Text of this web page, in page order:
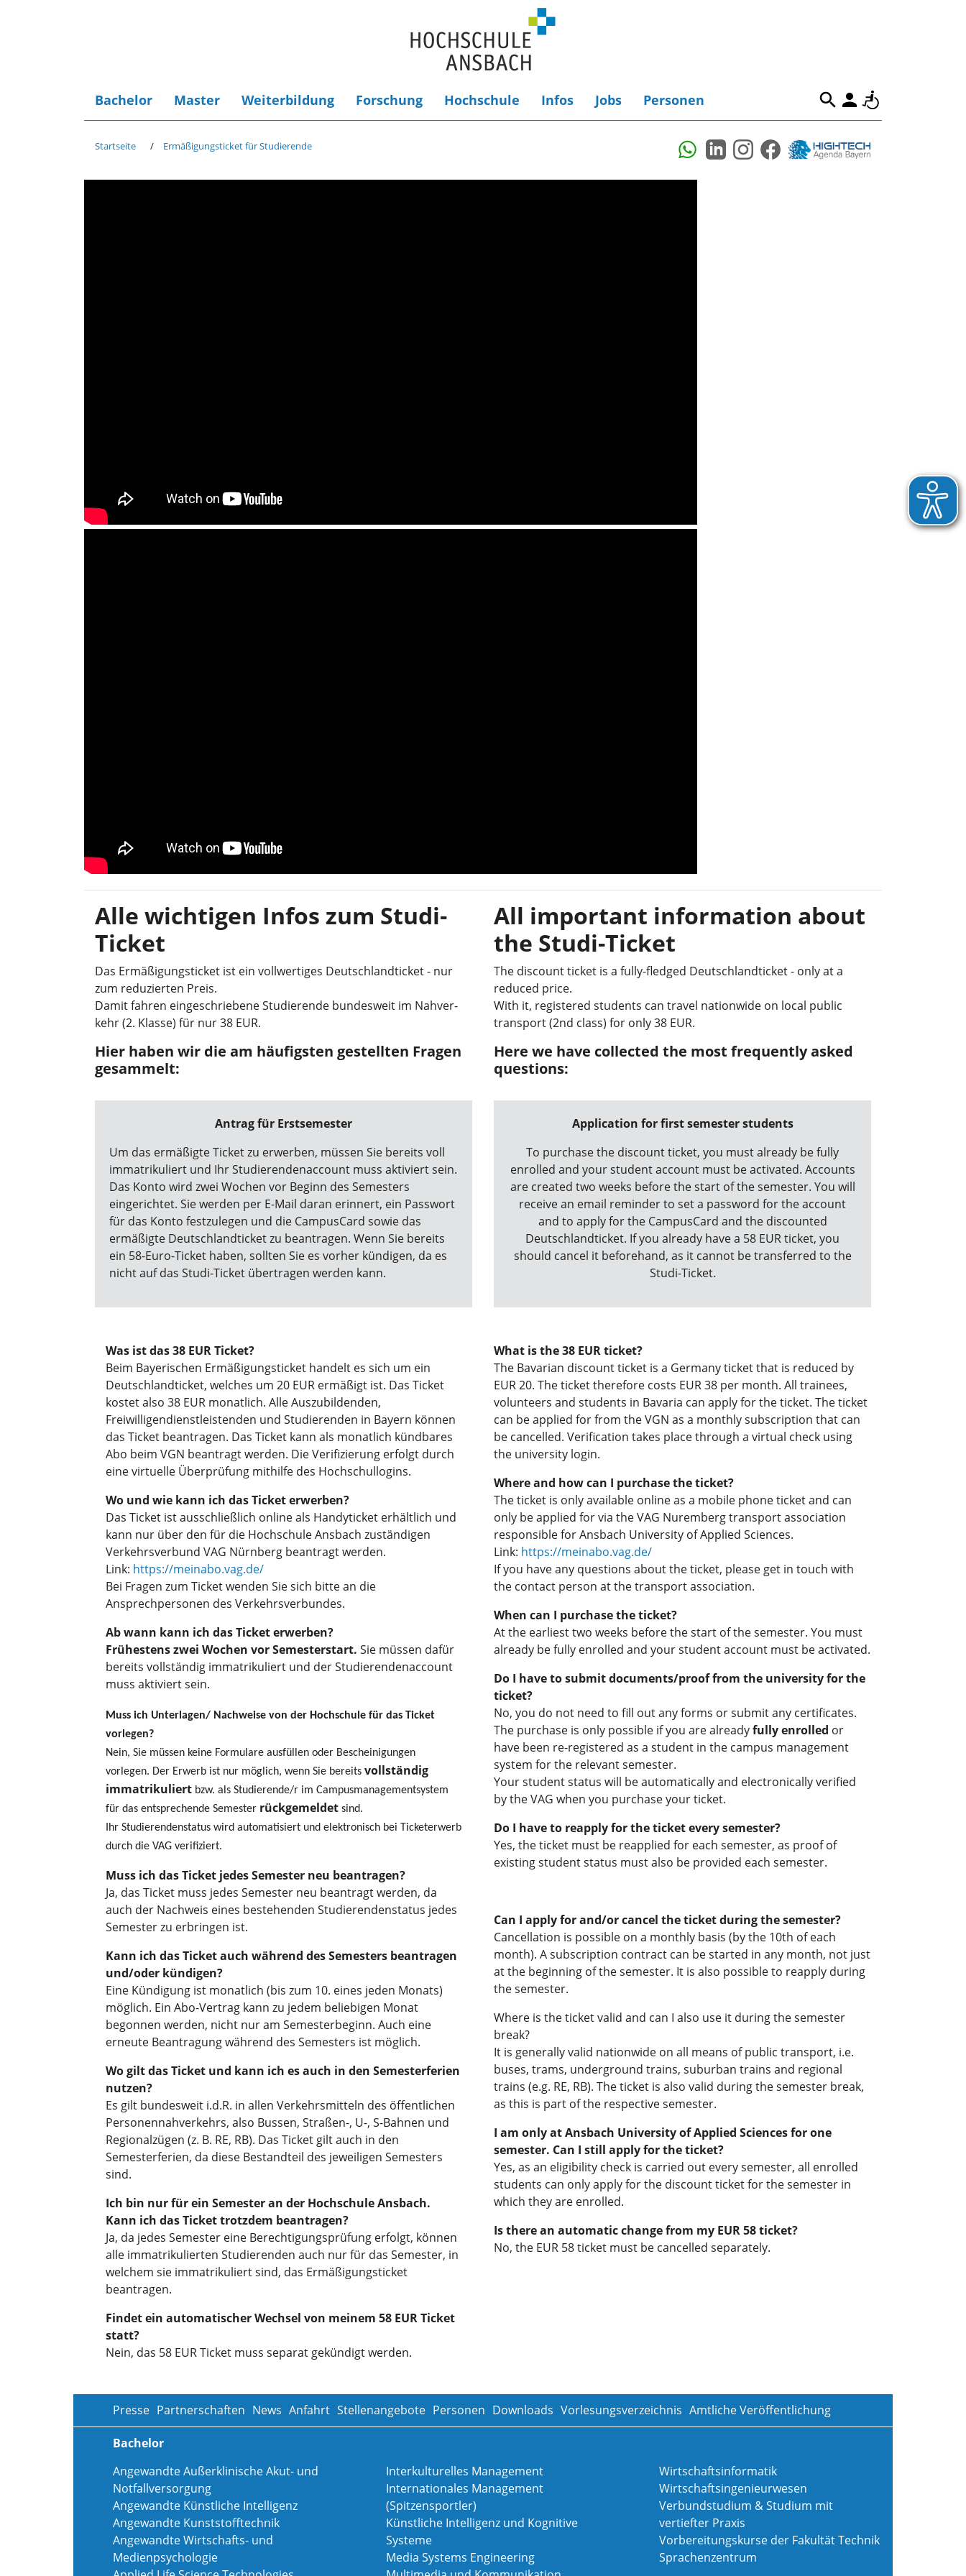
Bachelor Master Weiterbildung Forschung Hochschule Infos Jobs Personen
Startseite Ermäßigungsticket für Studierende
Alle wichtigen Infos zum Studi-
Ticket
Das Er­mä­ßi­gungsticket ist ein vollwertiges Deutschlandticket - nur
zum reduzierten Preis.
Damit fahren eingeschriebene Studierende bundesweit im Nah­ver­
kehr (2. Klasse) für nur 38 EUR.
Hier haben wir die am häufigsten gestellten Fragen
gesammelt:
Antrag für Erstsemester
Um das ermäßigte Ticket zu erwerben, müssen Sie bereits voll
immatrikuliert und Ihr Studierendenaccount muss aktiviert sein.
Das Konto wird zwei Wochen vor Beginn des Semesters
eingerichtet. Sie werden per E-Mail daran erinnert, ein Passwort
für das Konto festzulegen und die CampusCard sowie das
ermäßigte Deutschlandticket zu beantragen. Wenn Sie bereits
ein 58-Euro-Ticket haben, sollten Sie es vorher kündigen, da es
nicht auf das Studi-Ticket übertragen werden kann.
Was ist das 38 EUR Ticket?
Beim Bayerischen Ermäßigungsticket handelt es sich um ein
Deutschlandticket, welches um 20 EUR ermäßigt ist. Das Ticket
kostet also 38 EUR monatlich. Alle Auszubildenden,
Freiwilligendienstleistenden und Studierenden in Bayern können
das Ticket beantragen. Das Ticket kann als monatlich kündbares
Abo beim VGN beantragt werden. Die Verifizierung erfolgt durch
eine virtuelle Überprüfung mithilfe des Hochschullogins.
Wo und wie kann ich das Ticket erwerben?
Das Ticket ist ausschließlich online als Handyticket erhältlich und
kann nur über den für die Hochschule Ansbach zuständigen
Verkehrsverbund VAG Nürnberg beantragt werden.
Link: https://meinabo.vag.de/
Bei Fragen zum Ticket wenden Sie sich bitte an die
Ansprechpersonen des Verkehrsverbundes.
Ab wann kann ich das Ticket erwerben?
Frühestens zwei Wochen vor Semesterstart. Sie müssen dafür
bereits vollständig immatrikuliert und der Studierendenaccount
muss aktiviert sein.
Muss ich Unterlagen/ Nachweise von der Hochschule für das Ticket
vorlegen?
Nein, Sie müssen keine Formulare ausfüllen oder Bescheinigungen
vorlegen. Der Erwerb ist nur möglich, wenn Sie bereits vollständig
immatrikuliert bzw. als Studierende/r im Campusmanagementsystem
für das entsprechende Semester rückgemeldet sind.
Ihr Studierendenstatus wird automatisiert und elektronisch bei Ticketerwerb
durch die VAG verifiziert.
Muss ich das Ticket jedes Semester neu beantragen?
Ja, das Ticket muss jedes Semester neu beantragt werden, da
auch der Nachweis eines bestehenden Studierendenstatus jedes
Semester zu erbringen ist.
Kann ich das Ticket auch während des Semesters beantragen
und/oder kündigen?
Eine Kündigung ist monatlich (bis zum 10. eines jeden Monats)
möglich. Ein Abo-Vertrag kann zu jedem beliebigen Monat
begonnen werden, nicht nur am Semesterbeginn. Auch eine
erneute Beantragung während des Semesters ist möglich.
Wo gilt das Ticket und kann ich es auch in den Semesterferien
nutzen?
Es gilt bundesweit i.d.R. in allen Verkehrsmitteln des öffentlichen
Personennahverkehrs, also Bussen, Straßen-, U-, S-Bahnen und
Regionalzügen (z. B. RE, RB). Das Ticket gilt auch in den
Semesterferien, da diese Bestandteil des jeweiligen Semesters
sind.
Ich bin nur für ein Semester an der Hochschule Ansbach.
Kann ich das Ticket trotzdem beantragen?
Ja, da jedes Semester eine Berechtigungsprüfung erfolgt, können
alle immatrikulierten Studierenden auch nur für das Semester, in
welchem sie immatrikuliert sind, das Ermäßigungsticket
beantragen.
Findet ein automatischer Wechsel von meinem 58 EUR Ticket
statt?
Nein, das 58 EUR Ticket muss separat gekündigt werden.
All important information about
the Studi-Ticket
The discount ticket is a fully-fledged Deutschlandticket - only at a
reduced price.
With it, registered students can travel nationwide on local public
transport (2nd class) for only 38 EUR.
Here we have collected the most frequently asked
questions:
Application for first semester students
To purchase the discount ticket, you must already be fully
enrolled and your student account must be activated. Accounts
are created two weeks before the start of the semester. You will
receive an email reminder to set a password for the account
and to apply for the CampusCard and the discounted
Deutschlandticket. If you already have a 58 EUR ticket, you
should cancel it beforehand, as it cannot be transferred to the
Studi-Ticket.
What is the 38 EUR ticket?
The Bavarian discount ticket is a Germany ticket that is reduced by
EUR 20. The ticket therefore costs EUR 38 per month. All trainees,
volunteers and students in Bavaria can apply for the ticket. The ticket
can be applied for from the VGN as a monthly subscription that can
be cancelled. Verification takes place through a virtual check using
the university login.
Where and how can I purchase the ticket?
The ticket is only available online as a mobile phone ticket and can
only be applied for via the VAG Nuremberg transport association
responsible for Ansbach University of Applied Sciences.
Link: https://meinabo.vag.de/
If you have any questions about the ticket, please get in touch with
the contact person at the transport association.
When can I purchase the ticket?
At the earliest two weeks before the start of the semester. You must
already be fully enrolled and your student account must be activated.
Do I have to submit documents/proof from the university for the
ticket?
No, you do not need to fill out any forms or submit any certificates.
The purchase is only possible if you are alreadyfully enrolled or
have been re-registered as a student in the campus management
system for the relevant semester.
Your student status will be automatically and electronically verified
by the VAG when you purchase your ticket.
Do I have to reapply for the ticket every semester?
Yes, the ticket must be reapplied for each semester, as proof of
existing student status must also be provided each semester.
Can I apply for and/or cancel the ticket during the semester?
Cancellation is possible on a monthly basis (by the 10th of each
month). A subscription contract can be started in any month, not just
at the beginning of the semester. It is also possible to reapply during
the semester.
Where is the ticket valid and can I also use it during the semester
break?
It is generally valid nationwide on all means of public transport, i.e.
buses, trams, underground trains, suburban trains and regional
trains (e.g. RE, RB). The ticket is also valid during the semester break,
as this is part of the respective semester.
I am only at Ansbach University of Applied Sciences for one
semester. Can I still apply for the ticket?
Yes, as an eligibility check is carried out every semester, all enrolled
students can only apply for the discount ticket for the semester in
which they are enrolled.
Is there an automatic change from my EUR 58 ticket?
No, the EUR 58 ticket must be cancelled separately.
Presse Partnerschaften News Anfahrt Stellenangebote Personen Downloads Vorlesungsverzeichnis Amtliche Veröffentlichung
Bachelor
Angewandte Außerklinische Akut- und
Notfallversorgung
Angewandte Künstliche Intelligenz
Angewandte Kunststofftechnik
Angewandte Wirtschafts- und
Medienpsychologie
Interkulturelles Management
Internationales Management
(Spitzensportler)
Künstliche Intelligenz und Kognitive
Systeme
Media Systems Engineering
Wirtschaftsinformatik
Wirtschaftsingenieurwesen
Verbundstudium & Studium mit
vertiefter Praxis
Vorbereitungskurse der Fakultät Technik
Sprachenzentrum